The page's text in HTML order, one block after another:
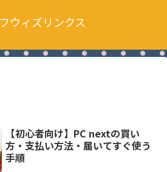
ウィズリンクス
【初心者向け】PC nextの買い
方・支払い方法・届いてすぐ使う
手順